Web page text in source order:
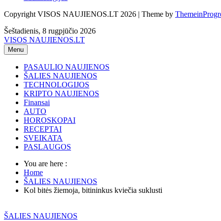
Copyright VISOS NAUJIENOS.LT 2026 | Theme by
Šeštadienis, 8 rugpjūčio 2026
VISOS NAUJIENOS.LT
Menu
PASAULIO NAUJIENOS
ŠALIES NAUJIENOS
TECHNOLOGIJOS
KRIPTO NAUJIENOS
Finansai
AUTO
HOROSKOPAI
RECEPTAI
SVEIKATA
PASLAUGOS
You are here :
Home
ŠALIES NAUJIENOS
Kol bitės žiemoja, bitininkus kviečia suklusti
ŠALIES NAUJIENOS